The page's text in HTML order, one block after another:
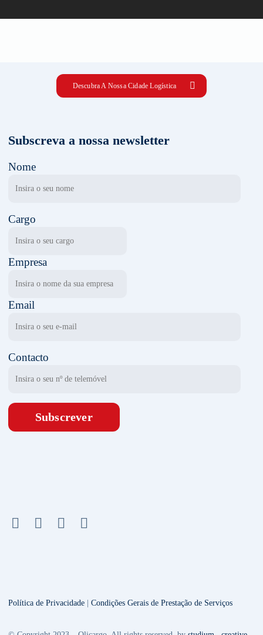
Descubra A Nossa Cidade Logística
Subscreva a nossa newsletter
Nome
Cargo
Empresa
Email
Contacto
Subscrever
Política de Privacidade| Condições Gerais de Prestação de Serviços